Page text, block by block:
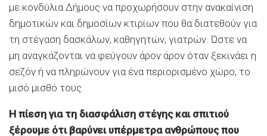
με κονδύλια Δήμους να προχωρήσουν στην ανακαίνιση
δημοτικών και δημοσίων κτιρίων που θα διατεθούν για
τη στέγαση δασκάλων, καθηγητών, γιατρών. Ώστε να
μη αναγκάζονται να φεύγουν άρον άρον όταν ξεκινάει η
σεζόν ή να πληρώνουν για ένα περιορισμένο χώρο, το
μισό μισθό τους.
Η πίεση για τη διασφάλιση στέγης και σπιτιού
ξέρουμε ότι βαρύνει υπέρμετρα ανθρώπους που